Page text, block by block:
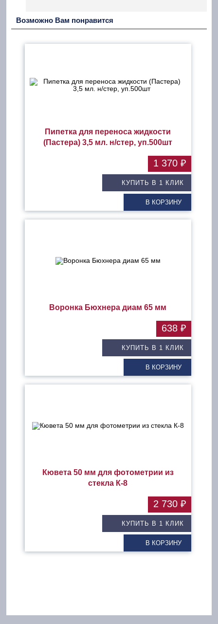
Возможно Вам понравится
Пипетка для переноса жидкости
(Пастера) 3,5 мл. н/стер, уп.500шт
КУПИТЬ В 1 КЛИК
В КОРЗИНУ
1 370 ₽
Воронка Бюхнера диам 65 мм
КУПИТЬ В 1 КЛИК
В КОРЗИНУ
638 ₽
Кювета 50 мм для фотометрии из
стекла К-8
КУПИТЬ В 1 КЛИК
В КОРЗИНУ
2 730 ₽